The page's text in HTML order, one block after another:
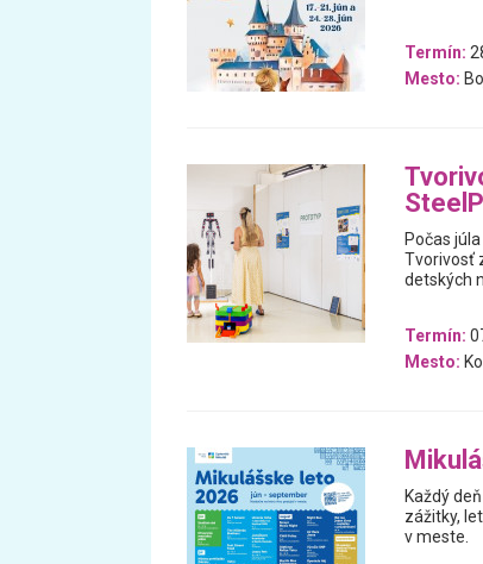
Termín:
Mesto:
Počas
Tvorivosť
detských
Termín:
Mesto:
Každý
zážitky,
v meste.